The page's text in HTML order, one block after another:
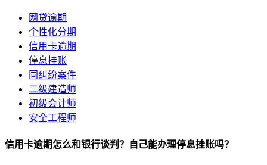
网贷逾期
个性化分期
信用卡逾期
停息挂账
同纠纷案件
二级建造师
初级会计师
安全工程师
信用卡逾期怎么和银行谈判？自己能办理停息挂账吗？